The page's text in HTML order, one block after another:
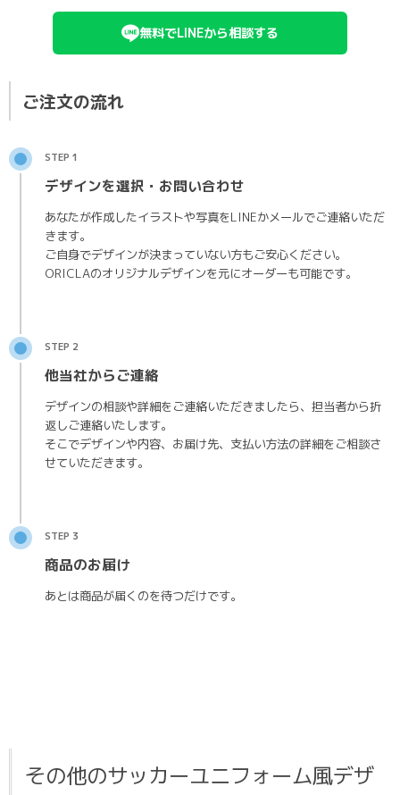
無料でLINEから相談する
ご注文の流れ
STEP 1
デザインを選択・お問い合わせ
あなたが作成したイラストや写真をLINEかメールでご連絡いただ
きます。
ご自身でデザインが決まっていない方もご安心ください。
ORICLAのオリジナルデザインを元にオーダーも可能です。
STEP 2
他当社からご連絡
デザインの相談や詳細をご連絡いただきましたら、担当者から折
返しご連絡いたします。
そこでデザインや内容、お届け先、支払い方法の詳細をご相談さ
せていただきます。
STEP 3
商品のお届け
あとは商品が届くのを待つだけです。
その他のサッカーユニフォーム風デザ